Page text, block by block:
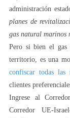
administración
planes de
gas natural marinos
Pero si bien el gas
territorio, es una
confiscar todas las
clientes
Ingrese al
Corredor UE-